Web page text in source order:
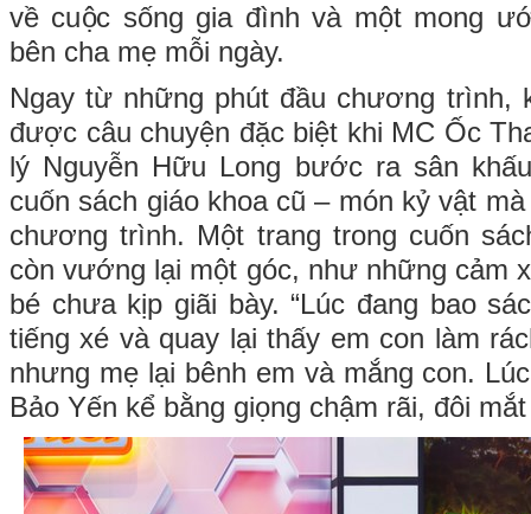
về cuộc sống gia đình và một mong
bên cha mẹ mỗi ngày.
Ngay từ những phút đầu chương trình,
được câu chuyện đặc biệt khi MC Ốc
lý Nguyễn Hữu Long bước ra sân
cuốn sách giáo khoa cũ – món kỷ vật
chương trình. Một trang trong cuốn
còn vướng lại một góc, như những cảm
bé chưa kịp giãi bày. “Lúc đang bao
tiếng xé và quay lại thấy em con làm
nhưng mẹ lại bênh em và mắng con.
Bảo Yến kể bằng giọng chậm rãi, đôi